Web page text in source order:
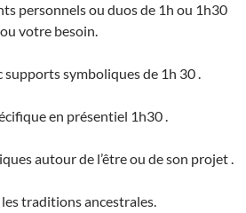
personnels ou duos de 1h ou 1h30
votre besoin.
supports symboliques de 1h 30 .
en présentiel 1h30 .
autour de l’être ou de son projet .
traditions ancestrales.